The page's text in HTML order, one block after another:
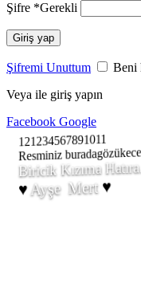
Şifre *Gerekli
Giriş yap
Şifremi Unuttum
Beni
Veya ile giriş yapın
Facebook Google
1.284,29₺
Orijinal
fiyat:
1.284,29 ₺.
899,00 ₺
121234567891011
Resminiz burada
Biricik Kızıma
♥Ayşe Mert ♥